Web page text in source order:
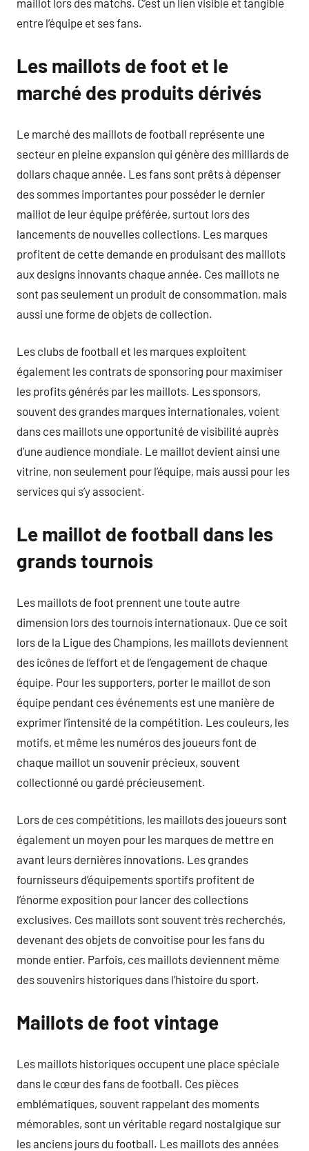
maillot lors des matchs. C’est un lien visible et tangible
entre l’équipe et ses fans.
Les maillots de foot et le
marché des produits dérivés
Le marché des maillots de football représente une
secteur en pleine expansion qui génère des milliards de
dollars chaque année. Les fans sont prêts à dépenser
des sommes importantes pour posséder le dernier
maillot de leur équipe préférée, surtout lors des
lancements de nouvelles collections. Les marques
profitent de cette demande en produisant des maillots
aux designs innovants chaque année. Ces maillots ne
sont pas seulement un produit de consommation, mais
aussi une forme de objets de collection.
Les clubs de football et les marques exploitent
également les contrats de sponsoring pour maximiser
les profits générés par les maillots. Les sponsors,
souvent des grandes marques internationales, voient
dans ces maillots une opportunité de visibilité auprès
d’une audience mondiale. Le maillot devient ainsi une
vitrine, non seulement pour l’équipe, mais aussi pour les
services qui s’y associent.
Le maillot de football dans les
grands tournois
Les maillots de foot prennent une toute autre
dimension lors des tournois internationaux. Que ce soit
lors de la Ligue des Champions, les maillots deviennent
des icônes de l’effort et de l’engagement de chaque
équipe. Pour les supporters, porter le maillot de son
équipe pendant ces événements est une manière de
exprimer l’intensité de la compétition. Les couleurs, les
motifs, et même les numéros des joueurs font de
chaque maillot un souvenir précieux, souvent
collectionné ou gardé précieusement.
Lors de ces compétitions, les maillots des joueurs sont
également un moyen pour les marques de mettre en
avant leurs dernières innovations. Les grandes
fournisseurs d’équipements sportifs profitent de
l’énorme exposition pour lancer des collections
exclusives. Ces maillots sont souvent très recherchés,
devenant des objets de convoitise pour les fans du
monde entier. Parfois, ces maillots deviennent même
des souvenirs historiques dans l’histoire du sport.
Maillots de foot vintage
Les maillots historiques occupent une place spéciale
dans le cœur des fans de football. Ces pièces
emblématiques, souvent rappelant des moments
mémorables, sont un véritable regard nostalgique sur
les anciens jours du football. Les maillots des années